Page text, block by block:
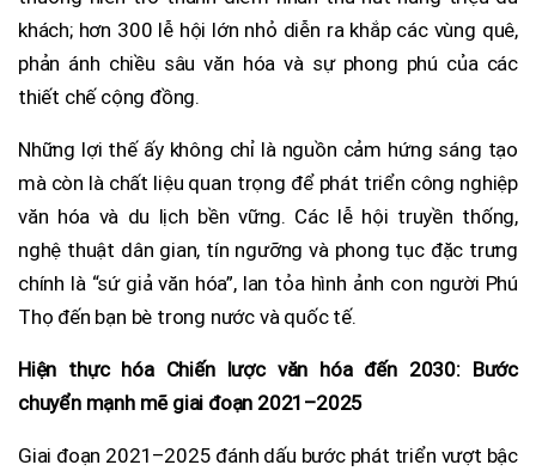
khách; hơn 300 lễ hội lớn nhỏ diễn ra khắp các vùng quê,
phản ánh chiều sâu văn hóa và sự phong phú của các
thiết chế cộng đồng.
Những lợi thế ấy không chỉ là nguồn cảm hứng sáng tạo
mà còn là chất liệu quan trọng để phát triển công nghiệp
văn hóa và du lịch bền vững. Các lễ hội truyền thống,
nghệ thuật dân gian, tín ngưỡng và phong tục đặc trưng
chính là “sứ giả văn hóa”, lan tỏa hình ảnh con người Phú
Thọ đến bạn bè trong nước và quốc tế.
Hiện thực hóa Chiến lược văn hóa đến 2030: Bước
chuyển mạnh mẽ giai đoạn 2021–2025
Giai đoạn 2021–2025 đánh dấu bước phát triển vượt bậc